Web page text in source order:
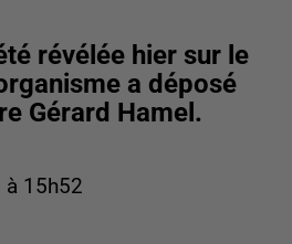
révélée hier sur le
a déposé
Gérard Hamel.
à 15h52